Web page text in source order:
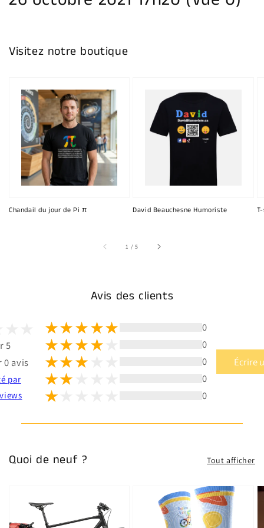
galerie
Visitez notre boutique
Chandail du jour de Pi π David Beauchesne Humoriste
1 /sur
5
Avis des clients
5
0 avis
par
0
0
0
0
0
Écrire
Quoi de neuf ? Tout afficher